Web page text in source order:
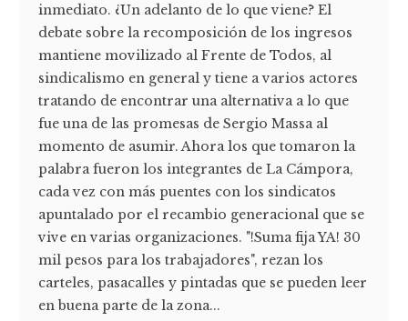
inmediato. ¿Un adelanto de lo que viene? El
debate sobre la recomposición de los ingresos
mantiene movilizado al Frente de Todos, al
sindicalismo en general y tiene a varios actores
tratando de encontrar una alternativa a lo que
fue una de las promesas de Sergio Massa al
momento de asumir. Ahora los que tomaron la
palabra fueron los integrantes de La Cámpora,
cada vez con más puentes con los sindicatos
apuntalado por el recambio generacional que se
vive en varias organizaciones. "!Suma fija YA! 30
mil pesos para los trabajadores", rezan los
carteles, pasacalles y pintadas que se pueden leer
en buena parte de la zona...